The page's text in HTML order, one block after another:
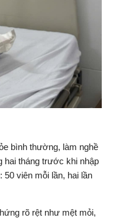
bình thường, làm nghề
hai tháng trước khi nhập
viên mỗi lần, hai lần
rõ rệt như mệt mỏi,